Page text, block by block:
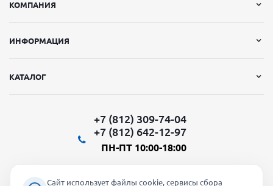
КОМПАНИЯ
ИНФОРМАЦИЯ
КАТАЛОГ
+7 (812) 309-74-04
+7 (812) 642-12-97
ПН-ПТ 10:00-18:00
Сайт использует файлы cookie, сервисы сбора